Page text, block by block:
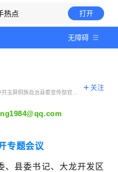
热点 打开
无障碍
共玉屏侗族自治县委宣传部官方
关注
专题会议
县委书记、 大龙开发区